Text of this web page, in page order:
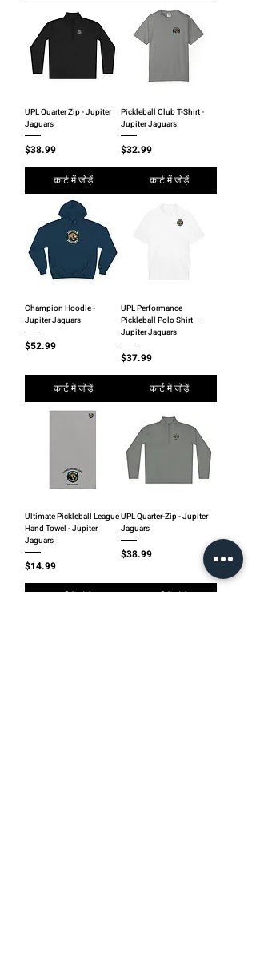
UPL Quarter Zip - Jupiter
Jaguars
मूल्य
$38.99
कार्ट में जोड़ें
Pickleball Club T-Shirt -
Jupiter Jaguars
मूल्य
$32.99
कार्ट में जोड़ें
Champion Hoodie -
Jupiter Jaguars
मूल्य
$52.99
कार्ट में जोड़ें
UPL Performance
Pickleball Polo Shirt —
Jupiter Jaguars
मूल्य
$37.99
कार्ट में जोड़ें
Ultimate Pickleball League
Hand Towel - Jupiter
Jaguars
मूल्य
$14.99
कार्ट में जोड़ें
UPL Quarter-Zip - Jupiter
Jaguars
मूल्य
$38.99
कार्ट में जोड़ें